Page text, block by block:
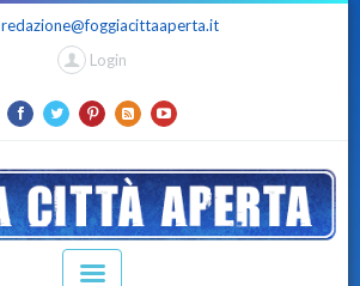
redazione@foggiacittaaperta.it
Login